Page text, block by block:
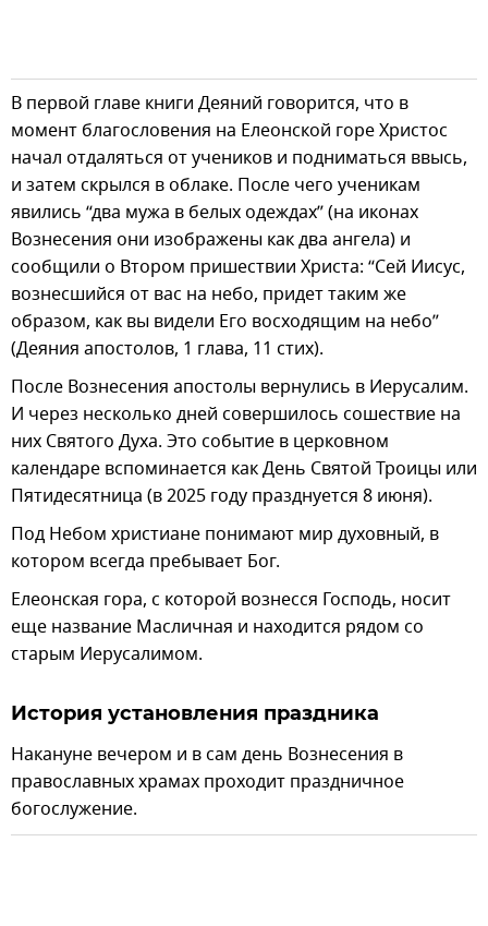
В первой главе книги Деяний говорится, что в
момент благословения на Елеонской горе Христос
начал отдаляться от учеников и подниматься ввысь,
и затем скрылся в облаке. После чего ученикам
явились “два мужа в белых одеждах” (на иконах
Вознесения они изображены как два ангела) и
сообщили о Втором пришествии Христа: “Сей Иисус,
вознесшийся от вас на небо, придет таким же
образом, как вы видели Его восходящим на небо”
(Деяния апостолов, 1 глава, 11 стих).
После Вознесения апостолы вернулись в Иерусалим.
И через несколько дней совершилось сошествие на
них Святого Духа. Это событие в церковном
календаре вспоминается как День Святой Троицы или
Пятидесятница (в 2025 году празднуется 8 июня).
Под Небом христиане понимают мир духовный, в
котором всегда пребывает Бог.
Елеонская гора, с которой вознесся Господь, носит
еще название Масличная и находится рядом со
старым Иерусалимом.
История установления праздника
Накануне вечером и в сам день Вознесения в
православных храмах проходит праздничное
богослужение.